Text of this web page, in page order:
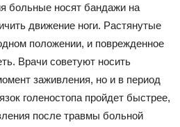
больные носят бандажи на
движение ноги. Растянутые
положении, и поврежденное
Врачи советуют носить
заживления, но и в период
голеностопа пройдет быстрее,
после травмы больной